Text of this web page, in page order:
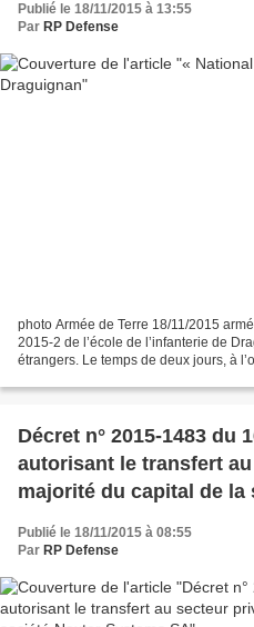
Publié le 18/11/2015 à 13:55
Par RP Defense
photo Armée de Terre 18/11/2015
2015-2 de l’école de l’infanterie de
étrangers. Le temps de deux jours, à
Décret n° 2015-1483 du
autorisant le transfert
majorité du capital de la
Publié le 18/11/2015 à 08:55
Par RP Defense